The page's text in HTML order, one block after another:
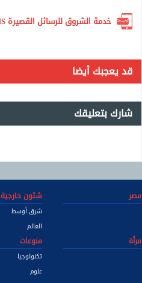
خدمة الشروق للرسائل القصيرة SMS.. اشترك الآن لتصلك أهم الأخبار لحظة بلحظة
قد يعجبك أيضا
شارك بتعليقك
مصر شئون خارجية
شرق أوسط
العالم
مرأة منوعات
تكنولوجيا
علوم